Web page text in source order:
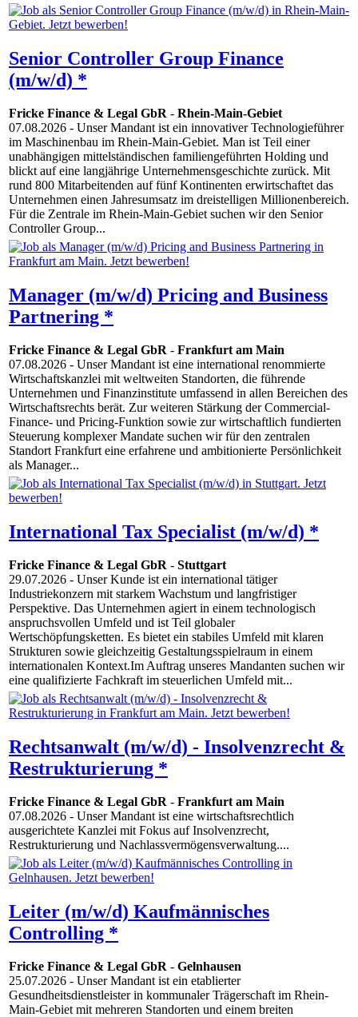
Senior Controller Group Finance
(m/w/d) *
Fricke Finance & Legal GbR - Rhein-Main-Gebiet
07.08.2026 - Unser Mandant ist ein innovativer Technologieführer
im Maschinenbau im Rhein-Main-Gebiet. Man ist Teil einer
unabhängigen mittelständischen familiengeführten Holding und
blickt auf eine langjährige Unternehmensgeschichte zurück. Mit
rund 800 Mitarbeitenden auf fünf Kontinenten erwirtschaftet das
Unternehmen einen Jahresumsatz im dreistelligen Millionenbereich.
Für die Zentrale im Rhein-Main-Gebiet suchen wir den Senior
Controller Group...
Manager (m/w/d) Pricing and Business
Partnering *
Fricke Finance & Legal GbR - Frankfurt am Main
07.08.2026 - Unser Mandant ist eine international renommierte
Wirtschaftskanzlei mit weltweiten Standorten, die führende
Unternehmen und Finanzinstitute umfassend in allen Bereichen des
Wirtschaftsrechts berät. Zur weiteren Stärkung der Commercial-
Finance- und Pricing-Funktion sowie zur wirtschaftlich fundierten
Steuerung komplexer Mandate suchen wir für den zentralen
Standort Frankfurt eine erfahrene und ambitionierte Persönlichkeit
als Manager...
International Tax Specialist (m/w/d) *
Fricke Finance & Legal GbR - Stuttgart
29.07.2026 - Unser Kunde ist ein international tätiger
Industriekonzern mit starkem Wachstum und langfristiger
Perspektive. Das Unternehmen agiert in einem technologisch
anspruchsvollen Umfeld und ist Teil globaler
Wertschöpfungsketten. Es bietet ein stabiles Umfeld mit klaren
Strukturen sowie gleichzeitig Gestaltungsspielraum in einem
internationalen Kontext.Im Auftrag unseres Mandanten suchen wir
eine qualifizierte Fachkraft im steuerlichen Umfeld mit...
Rechtsanwalt (m/w/d) - Insolvenzrecht &
Restrukturierung *
Fricke Finance & Legal GbR - Frankfurt am Main
07.08.2026 - Unser Mandant ist eine wirtschaftsrechtlich
ausgerichtete Kanzlei mit Fokus auf Insolvenzrecht,
Restrukturierung und Nachlassvermögensverwaltung....
Leiter (m/w/d) Kaufmännisches
Controlling *
Fricke Finance & Legal GbR - Gelnhausen
25.07.2026 - Unser Mandant ist ein etablierter
Gesundheitsdienstleister in kommunaler Trägerschaft im Rhein-
Main-Gebiet mit mehreren Standorten und einem breiten